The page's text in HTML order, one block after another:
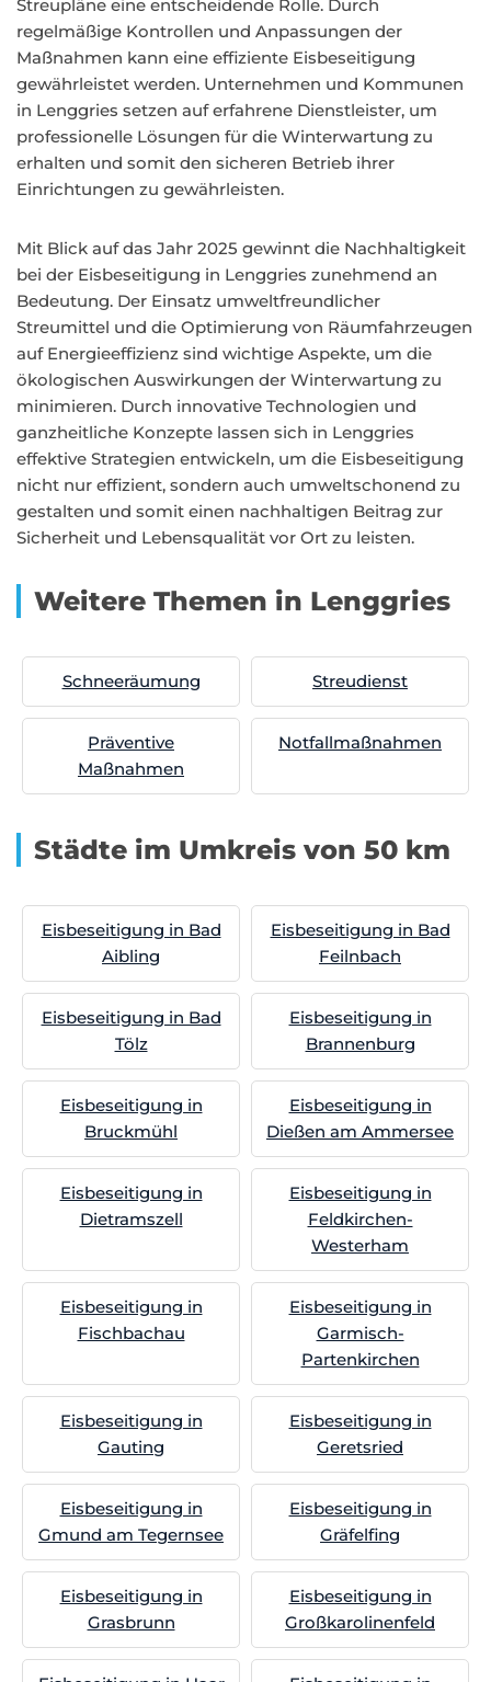
Streupläne eine entscheidende Rolle. Durch
regelmäßige Kontrollen und Anpassungen der
Maßnahmen kann eine effiziente Eisbeseitigung
gewährleistet werden. Unternehmen und Kommunen
in Lenggries setzen auf erfahrene Dienstleister, um
professionelle Lösungen für die Winterwartung zu
erhalten und somit den sicheren Betrieb ihrer
Einrichtungen zu gewährleisten.
Mit Blick auf das Jahr 2025 gewinnt die Nachhaltigkeit
bei der Eisbeseitigung in Lenggries zunehmend an
Bedeutung. Der Einsatz umweltfreundlicher
Streumittel und die Optimierung von Räumfahrzeugen
auf Energieeffizienz sind wichtige Aspekte, um die
ökologischen Auswirkungen der Winterwartung zu
minimieren. Durch innovative Technologien und
ganzheitliche Konzepte lassen sich in Lenggries
effektive Strategien entwickeln, um die Eisbeseitigung
nicht nur effizient, sondern auch umweltschonend zu
gestalten und somit einen nachhaltigen Beitrag zur
Sicherheit und Lebensqualität vor Ort zu leisten.
Weitere Themen in Lenggries
Schneeräumung Streudienst
Präventive
Maßnahmen
Notfallmaßnahmen
Städte im Umkreis von 50 km
Eisbeseitigung in Bad
Aibling
Eisbeseitigung in Bad
Feilnbach
Eisbeseitigung in Bad
Tölz
Eisbeseitigung in
Brannenburg
Eisbeseitigung in
Bruckmühl
Eisbeseitigung in
Dießen am Ammersee
Eisbeseitigung in
Dietramszell
Eisbeseitigung in
Feldkirchen-
Westerham
Eisbeseitigung in
Fischbachau
Eisbeseitigung in
Garmisch-
Partenkirchen
Eisbeseitigung in
Gauting
Eisbeseitigung in
Geretsried
Eisbeseitigung in
Gmund am Tegernsee
Eisbeseitigung in
Gräfelfing
Eisbeseitigung in
Grasbrunn
Eisbeseitigung in
Großkarolinenfeld